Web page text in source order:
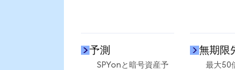
予測
SPYonと暗号資産予
無期限
最大50